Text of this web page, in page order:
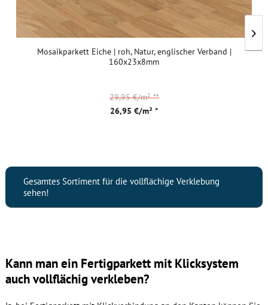
Mosaikparkett Eiche | roh, Natur, englischer Verband |
160x23x8mm
26,95 €/m² *
29,95 €/m²**
Gesamtes Sortiment für die vollflächige Verklebung
sehen!
Kann man ein Fertigparkett mit Klicksystem
auch vollflächig verkleben?